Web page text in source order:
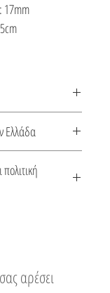
17mm
5-10
Ελλάδα
πιστοποιητικό
και την πέτρα
αρέσει